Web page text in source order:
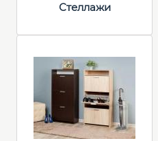
Стеллажи